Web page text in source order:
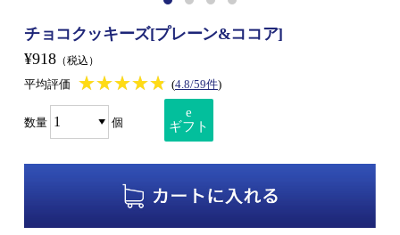
チョコクッキーズ[プレーン&ココア]
¥918 （税込）
平均評価 ★★★★★
★★★★★ (4.8/59件)
数量 個
e
ギフト